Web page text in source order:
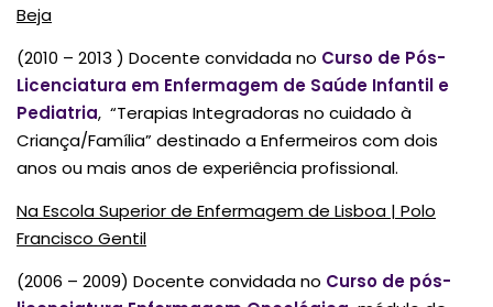
Beja
(2010 – 2013 ) Docente convidada no Curso de Pós-
Licenciatura em Enfermagem de Saúde Infantil e
Pediatria, “Terapias Integradoras no cuidado à
Criança/Família” destinado a Enfermeiros com dois
anos ou mais anos de experiência profissional.
Na Escola Superior de Enfermagem de Lisboa | Polo
Francisco Gentil
(2006 – 2009) Docente convidada no Curso de pós-